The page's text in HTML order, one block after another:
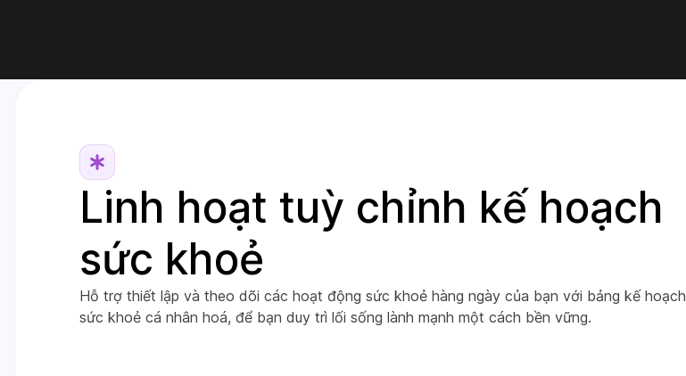
Linh hoạt tuỳ chỉnh kế hoạch
sức khoẻ
Hỗ trợ thiết lập và theo dõi các hoạt động sức khoẻ hàng ngày của bạn với bảng kế hoạch
sức khoẻ cá nhân hoá, để bạn duy trì lối sống lành mạnh một cách bền vững.